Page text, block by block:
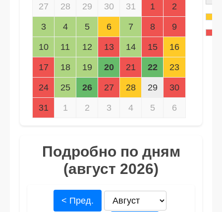
27
28 29 30 31 1 2
3 4 5 6 7 8 9
10 11 12 13 14 15 16
17 18 19 20 21 22 23
24 25 26 27 28 29 30
31 1 2 3 4 5 6
Подробно по дням
(август 2026)
< Пред.